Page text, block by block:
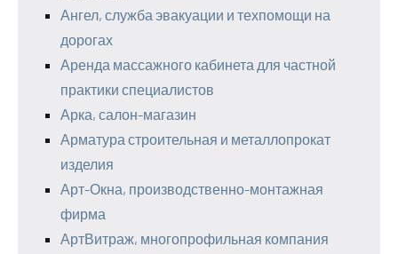
Ангел, служба эвакуации и техпомощи на
дорогах
Аренда массажного кабинета для частной
практики специалистов
Арка, салон-магазин
Арматура строительная и металлопрокат
изделия
Арт-Окна, производственно-монтажная
фирма
АртВитраж, многопрофильная компания